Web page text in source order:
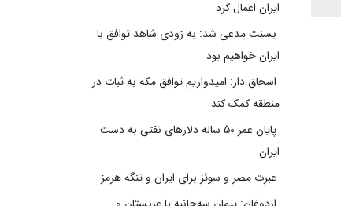
ایران اعمال کرد
بسنت مدعی شد: به زودی شاهد توافق با
ایران خواهیم بود
اسحاق دار: امیدواریم توافق مکه به ثبات در
منطقه کمک کند
پایان عمر ۵۰ ساله دلارهای نفتی به دست
ایران
عبرت مصر و سوئز برای ایران و تنگه هرمز